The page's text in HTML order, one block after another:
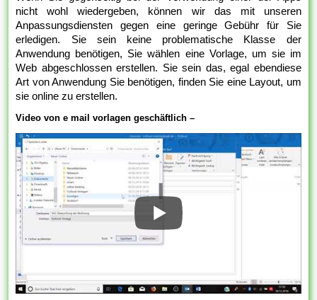
nicht wohl wiedergeben, können wir das mit unseren
Anpassungsdiensten gegen eine geringe Gebühr für Sie
erledigen. Sie sein keine problematische Klasse der
Anwendung benötigen, Sie wählen eine Vorlage, um sie im
Web abgeschlossen erstellen. Sie sein das, egal ebendiese
Art von Anwendung Sie benötigen, finden Sie eine Layout, um
sie online zu erstellen.
Video von e mail vorlagen geschäftlich –